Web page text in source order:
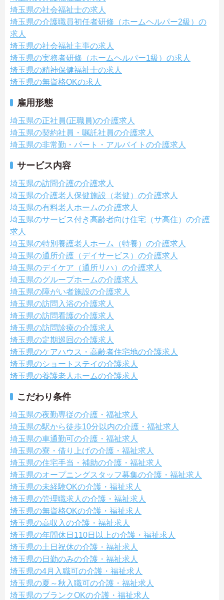
埼玉県の社会福祉士の求人
埼玉県の介護職員初任者研修（ホームヘルパー2級）の
求人
埼玉県の社会福祉主事の求人
埼玉県の実務者研修（ホームヘルパー1級）の求人
埼玉県の精神保健福祉士の求人
埼玉県の無資格OKの求人
雇用形態
埼玉県の正社員(正職員)の介護求人
埼玉県の契約社員・嘱託社員の介護求人
埼玉県の非常勤・パート・アルバイトの介護求人
サービス内容
埼玉県の訪問介護の介護求人
埼玉県の介護老人保健施設（老健）の介護求人
埼玉県の有料老人ホームの介護求人
埼玉県のサービス付き高齢者向け住宅（サ高住）の介護
求人
埼玉県の特別養護老人ホーム（特養）の介護求人
埼玉県の通所介護（デイサービス）の介護求人
埼玉県のデイケア（通所リハ）の介護求人
埼玉県のグループホームの介護求人
埼玉県の障がい者施設の介護求人
埼玉県の訪問入浴の介護求人
埼玉県の訪問看護の介護求人
埼玉県の訪問診療の介護求人
埼玉県の定期巡回の介護求人
埼玉県のケアハウス・高齢者住宅地の介護求人
埼玉県のショートステイの介護求人
埼玉県の養護老人ホームの介護求人
こだわり条件
埼玉県の夜勤専従の介護・福祉求人
埼玉県の駅から徒歩10分以内の介護・福祉求人
埼玉県の車通勤可の介護・福祉求人
埼玉県の寮・借り上げの介護・福祉求人
埼玉県の住宅手当・補助の介護・福祉求人
埼玉県のオープニングスタッフ募集の介護・福祉求人
埼玉県の未経験OKの介護・福祉求人
埼玉県の管理職求人の介護・福祉求人
埼玉県の無資格OKの介護・福祉求人
埼玉県の高収入の介護・福祉求人
埼玉県の年間休日110日以上の介護・福祉求人
埼玉県の土日祝休の介護・福祉求人
埼玉県の日勤のみの介護・福祉求人
埼玉県の4月入職可の介護・福祉求人
埼玉県の夏～秋入職可の介護・福祉求人
埼玉県のブランクOKの介護・福祉求人